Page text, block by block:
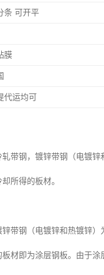
条 可开平
膜
代运均可
带钢，镀锌带钢（电镀
所得的板材。
带钢（电镀锌和热镀锌
材即为涂层钢板。由于